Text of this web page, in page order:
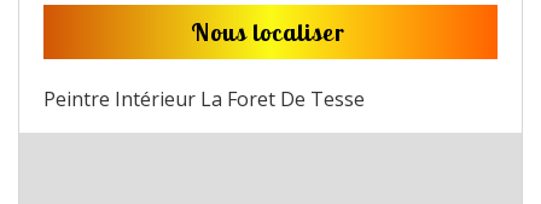
Nous localiser
Peintre Intérieur La Foret De Tesse